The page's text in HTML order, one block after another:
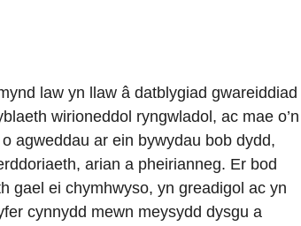
law yn llaw â datblygiad gwareiddiad
wirioneddol ryngwladol, ac mae o’n
agweddau ar ein bywydau bob dydd,
arian a pheirianneg. Er bod
gael ei chymhwyso, yn greadigol ac yn
cynnydd mewn meysydd dysgu a